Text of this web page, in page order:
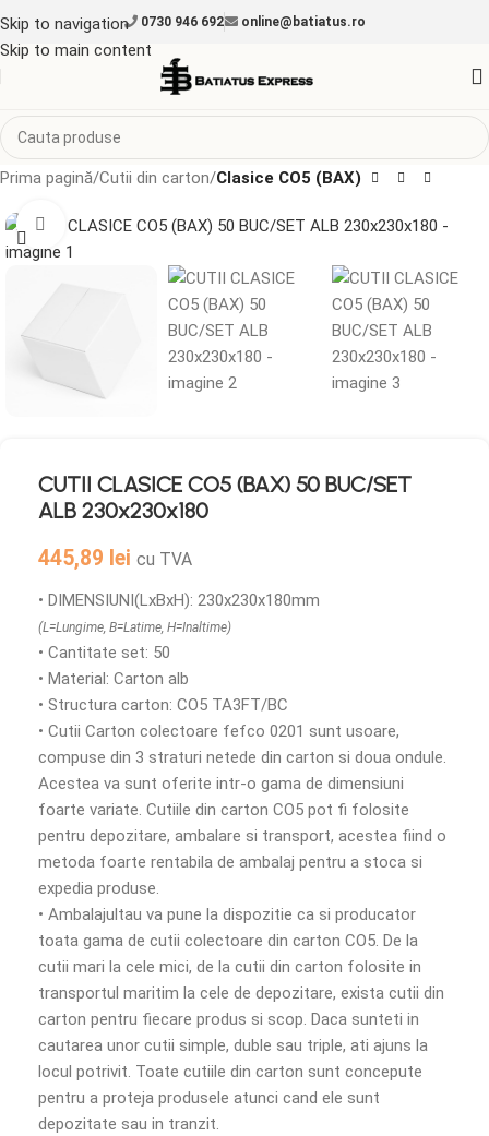
Skip to navigation
Skip to main content
0730 946 692 online@batiatus.ro
Prima pagină Cutii din carton Clasice CO5 (BAX)
Mărește imaginea
CUTII CLASICE CO5 (BAX) 50 BUC/SET
ALB 230x230x180
445,89 lei cu TVA
• DIMENSIUNI(LxBxH): 230x230x180mm
(L=Lungime, B=Latime, H=Inaltime)
• Cantitate set: 50
• Material: Carton alb
• Structura carton: CO5 TA3FT/BC
• Cutii Carton colectoare fefco 0201 sunt usoare,
compuse din 3 straturi netede din carton si doua ondule.
Acestea va sunt oferite intr-o gama de dimensiuni
foarte variate. Cutiile din carton CO5 pot fi folosite
pentru depozitare, ambalare si transport, acestea fiind o
metoda foarte rentabila de ambalaj pentru a stoca si
expedia produse.
• Ambalajultau va pune la dispozitie ca si producator
toata gama de cutii colectoare din carton CO5. De la
cutii mari la cele mici, de la cutii din carton folosite in
transportul maritim la cele de depozitare, exista cutii din
carton pentru fiecare produs si scop. Daca sunteti in
cautarea unor cutii simple, duble sau triple, ati ajuns la
locul potrivit. Toate cutiile din carton sunt concepute
pentru a proteja produsele atunci cand ele sunt
depozitate sau in tranzit.